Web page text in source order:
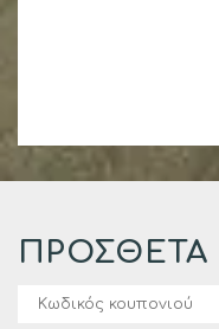
ΠΡΌΣΘΕΤΑ